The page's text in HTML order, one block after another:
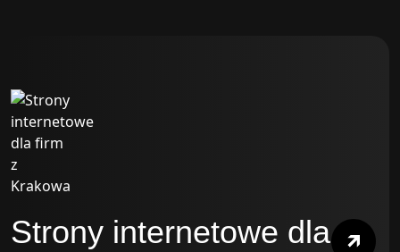
Strony internetowe dla